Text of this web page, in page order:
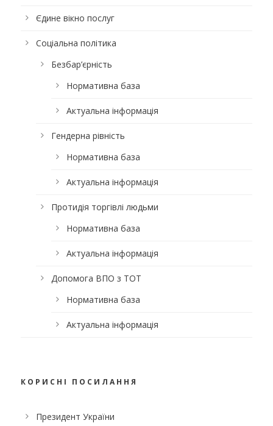
Єдине вікно послуг
Соціальна політика
Безбар’єрність
Нормативна база
Актуальна інформація
Гендерна рівність
Нормативна база
Актуальна інформація
Протидія торгівлі людьми
Нормативна база
Актуальна інформація
Допомога ВПО з ТОТ
Нормативна база
Актуальна інформація
КОРИСНІ ПОСИЛАННЯ
Президент України